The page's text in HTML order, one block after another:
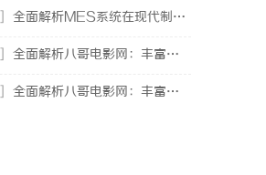
全面解析MES系统在现代制造业中的关键作用与应用前景
全面解析八哥电影网：丰富影视资源助力观影体验升级
全面解析八哥电影网：丰富资源与优质观影体验的终极指南